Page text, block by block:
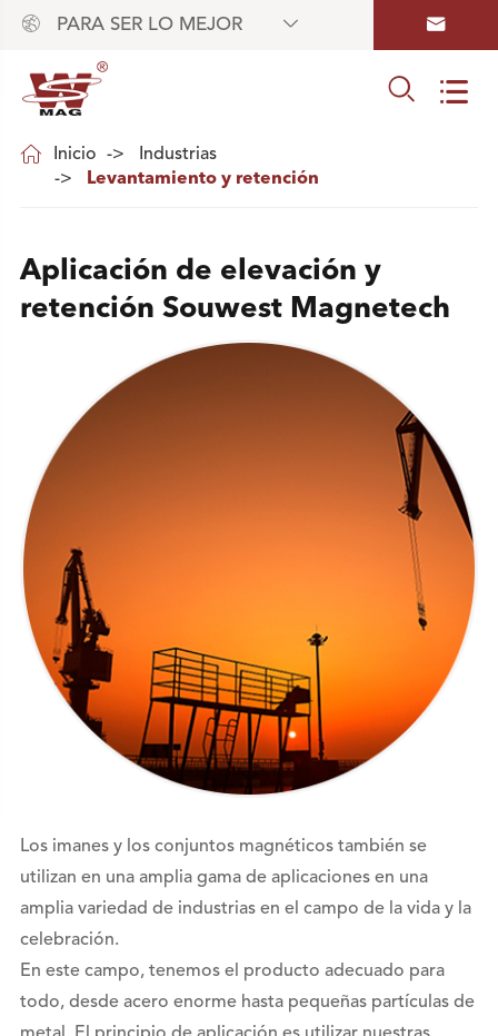
 PARA SER LO MEJOR  
 
 Inicio
Industrias
Levantamiento y retención
Aplicación de elevación y
retención Souwest Magnetech
Los imanes y los conjuntos magnéticos también se
utilizan en una amplia gama de aplicaciones en una
amplia variedad de industrias en el campo de la vida y la
celebración.
En este campo, tenemos el producto adecuado para
todo, desde acero enorme hasta pequeñas partículas de